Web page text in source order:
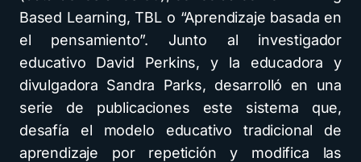
Based Learning, TBL o “Aprendizaje basada en
el pensamiento”. Junto al investigador
educativo David Perkins, y la educadora y
divulgadora Sandra Parks, desarrolló en una
serie de publicaciones este sistema que,
desafía el modelo educativo tradicional de
aprendizaje por repetición y modifica las